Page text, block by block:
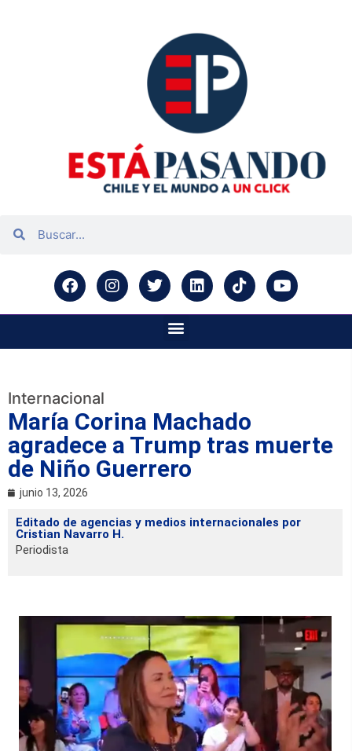
Internacional
María Corina Machado
agradece a Trump tras muerte
de Niño Guerrero
junio 13, 2026
Editado de agencias y medios internacionales por
Cristian Navarro H.
Periodista